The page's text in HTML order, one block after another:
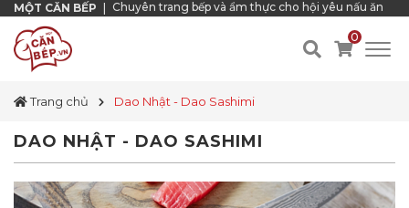
MỘT CĂN BẾP Chuyên trang bếp và ẩm thực cho hội yêu nấu ăn
0
Trang chủ Dao Nhật - Dao Sashimi
DAO NHẬT - DAO SASHIMI